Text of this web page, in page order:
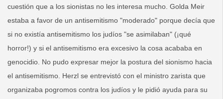
cuestión que a los sionistas no les interesa mucho. Golda Meir
estaba a favor de un antisemitismo "moderado" porque decía que
si no existía antisemitismo los judíos "se asimilaban" (¡qué
horror!) y si el antisemitismo era excesivo la cosa acababa en
genocidio. No pudo expresar mejor la postura del sionismo hacia
el antisemitismo. Herzl se entrevistó con el ministro zarista que
organizaba pogromos contra los judíos y le pidió ayuda para su